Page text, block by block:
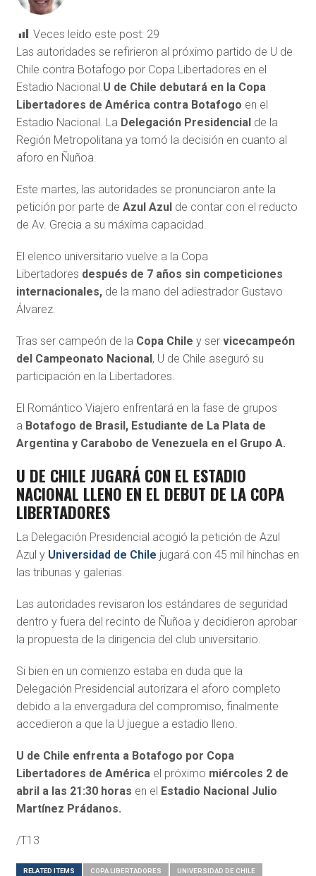
Veces leído este post: 29
Las autoridades se refirieron al próximo partido de U de
Chile contra Botafogo por Copa Libertadores en el
Estadio Nacional.U de Chile debutará en la Copa
Libertadores de América contra Botafogo en el
Estadio Nacional. La Delegación Presidencial de la
Región Metropolitana ya tomó la decisión en cuanto al
aforo en Ñuñoa.
Este martes, las autoridades se pronunciaron ante la
petición por parte de Azul Azulde contar con el reducto
de Av. Grecia a su máxima capacidad.
El elenco universitario vuelve a la Copa
Libertadores después de 7 años sin competiciones
internacionales, de la mano del adiestrador Gustavo
Álvarez.
Tras ser campeón de la Copa Chile y ser vicecampeón
del Campeonato Nacional, U de Chile aseguró su
participación en la Libertadores.
El Romántico Viajero enfrentará en la fase de grupos
a Botafogo de Brasil, Estudiante de La Plata de
Argentina y Carabobo de Venezuela en el Grupo A.
U DE CHILE JUGARÁ CON EL ESTADIO
NACIONAL LLENO EN EL DEBUT DE LA COPA
LIBERTADORES
La Delegación Presidencial acogió la petición de Azul
Azul y Universidad de Chile jugará con 45 mil hinchas en
las tribunas y galerias.
Las autoridades revisaron los estándares de seguridad
dentro y fuera del recinto de Ñuñoa y decidieron aprobar
la propuesta de la dirigencia del club universitario.
Si bien en un comienzo estaba en duda que la
Delegación Presidencial autorizara el aforo completo
debido a la envergadura del compromiso, finalmente
accedieron a que la U juegue a estadio lleno.
U de Chile enfrenta a Botafogo por Copa
Libertadores de Américael próximo miércoles 2 de
abril a las 21:30 horas en el Estadio Nacional Julio
Martínez Prádanos.
/T13
RELATED ITEMS COPA LIBERTADORES UNIVERSIDAD DE CHILE